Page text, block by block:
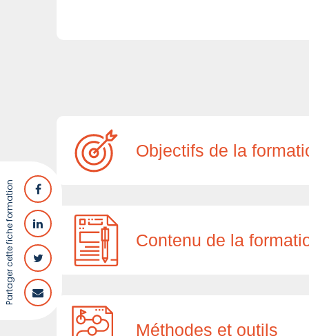
Partager cette fiche formation
Objectifs de la
Contenu de la
Méthodes et outils